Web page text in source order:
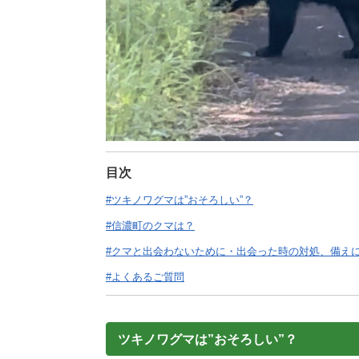
目次
#ツキノワグマは”おそろしい”？
#信濃町のクマは？
#クマと出会わないために・出会った時の対処、備え
#よくあるご質問
ツキノワグマは”おそろしい”？